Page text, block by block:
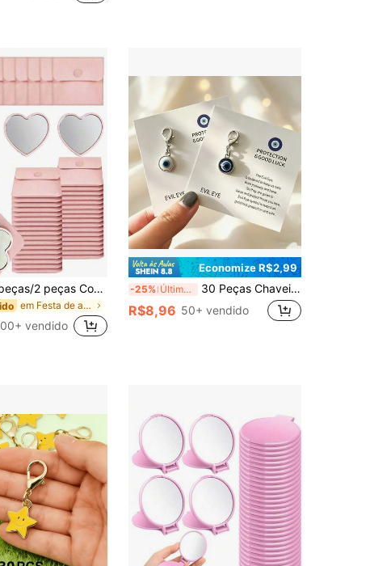
10 peças/6 peças/2 peças Conjunto de Espelho de Maquiagem em Formato de Coração & Bolsa de Cosméticos, Espelho de Maquiagem de Vidro Rosa com Bolsa de Cosméticos Elegante Combinando, Conjunto de Espelho de Maquiagem Portátil, Adequado para Mulheres, Presente de Festa, Aniversário de Mulheres, Presente de Feriado, Presente de Noiva, Etc., Estético
em Festa de aniversário Outras lembrancinhas de fe
vendido
Economize R$2,99
-25% Últimos 3 dias 30 Peças Chaveiros Olho Grego Clássico Turco | Inclui Cartão e Chaveiro | Cartão de Bênção Exclusivo | Adequado para Presentes de Equipe, Presentes de Colegas de Trabalho, Decoração de Embalagem, Decoração de Carteira, Decoração de Chaves de Casa, Presentes de Natal, Presentes de Ação de Graças | Lembrancinhas de Festa
R$8,96 50+ vendido